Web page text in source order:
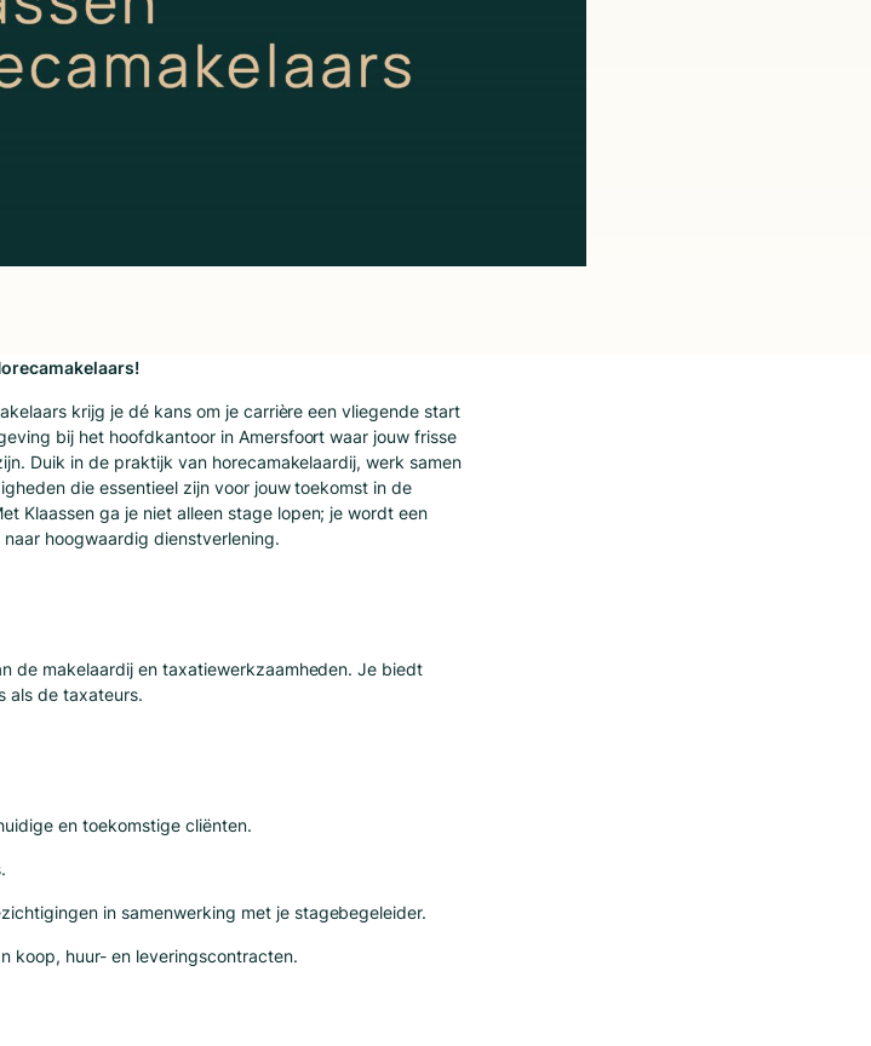
krijg je dé kans om je carrière een vliegende start
bij het hoofdkantoor in Amersfoort waar jouw frisse
Duik in de praktijk van horecamakelaardij, werk samen
die essentieel zijn voor jouw toekomst in de
Klaassen ga je niet alleen stage lopen; je wordt een
hoogwaardig dienstverlening.
de makelaardij en taxatiewerkzaamheden. Je biedt
als de taxateurs.
en toekomstige cliënten.
in samenwerking met je stagebegeleider.
koop, huur- en leveringscontracten.